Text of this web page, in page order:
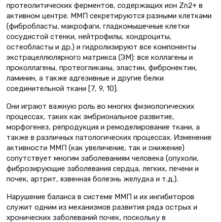
протеолитических ферментов, содержащих ион Zn2+ в
активном центре. ММП секретируются разными клетками
(фибробласты, макрофаги, гладкомышечные клетки
сосудистой стенки, нейтрофилы, хондроциты,
остеобласты и др.) и гидролизируют все компоненты
экстрацеллюлярного матрикса (ЭМ): все коллагены и
проколлагены, протеогликаны, эластин, фибронектин,
ламинин, а также адгезивные и другие белки
соединительной ткани [7, 9, 10].
Они играют важную роль во многих физиологических
процессах, таких как эмбриональное развитие,
морфогенез, репродукция и ремоделирование ткани, а
также в различных патологических процессах. Изменение
активности ММП (как увеличение, так и снижение)
сопутствует многим заболеваниям человека (опухоли,
фиброзирующие заболевания сердца, легких, печени и
почек, артрит, язвенная болезнь желудка и т.д.).
Нарушение баланса в системе ММП и их ингибиторов
служит одним из механизмов развития ряда острых и
хронических заболеваний почек, поскольку в